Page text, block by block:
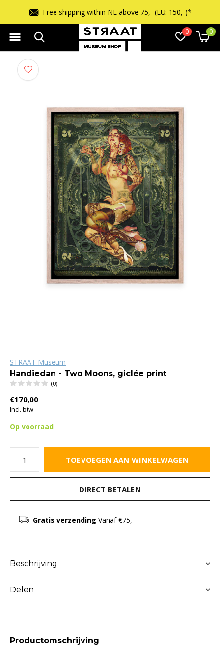
0 0
Free shipping within NL above 75,- (EU: 150,-)*
STRAAT Museum
Handiedan - Two Moons, giclée print
(0)
€170,00
Incl. btw
Op voorraad
TOEVOEGEN AAN WINKELWAGEN
DIRECT BETALEN
Gratis verzending Vanaf €75,-
Beschrijving
Delen
Productomschrijving